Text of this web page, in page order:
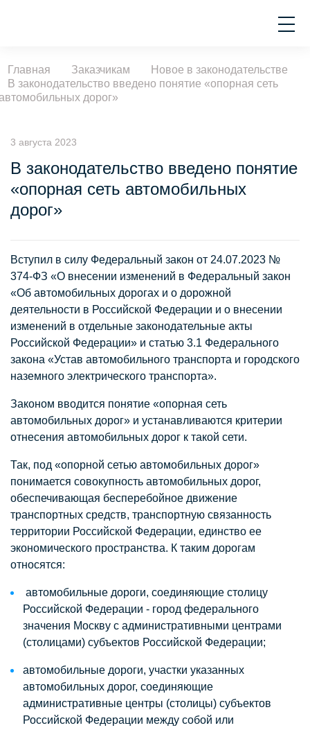
Главная Заказчикам
Новое в законодательстве
В законодательство введено понятие «опорная сеть
дорог»
3 августа 2023
В законодательство введено понятие
«опорная сеть автомобильных
дорог»
Вступил в силу Федеральный закон от 24.07.2023 №
374-ФЗ «О внесении изменений в Федеральный закон
«Об автомобильных дорогах и о дорожной
деятельности в Российской Федерации и о внесении
изменений в отдельные законодательные акты
Российской Федерации» и статью 3.1 Федерального
закона «Устав автомобильного транспорта и городского
наземного электрического транспорта».
Законом вводится понятие «опорная сеть
автомобильных дорог» и устанавливаются критерии
отнесения автомобильных дорог к такой сети.
Так, под «опорной сетью автомобильных дорог»
понимается совокупность автомобильных дорог,
обеспечивающая бесперебойное движение
транспортных средств, транспортную связанность
территории Российской Федерации, единство ее
экономического пространства. К таким дорогам
относятся:
автомобильные дороги, соединяющие столицу
Российской Федерации - город федерального
значения Москву с административными центрами
(столицами) субъектов Российской Федерации;
автомобильные дороги, участки указанных
автомобильных дорог, соединяющие
административные центры (столицы) субъектов
Российской Федерации между собой или